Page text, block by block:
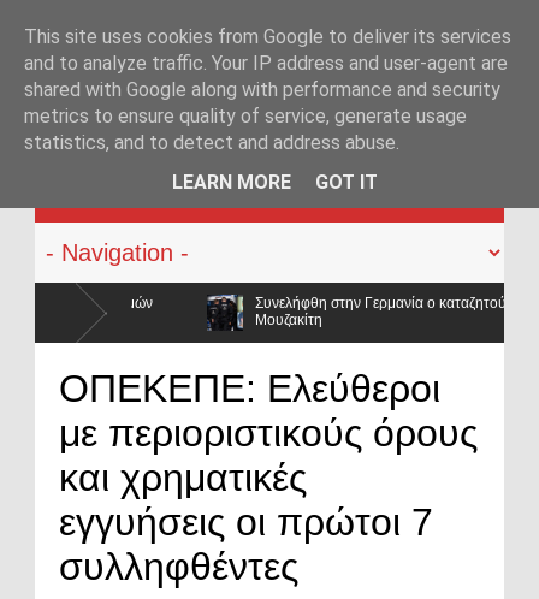
KATEHACKER
Συνελήφθη στην Γερμανία ο καταζητούμενος για τις δολοφονίες
Μουζακίτη
ΟΠΕΚΕΠΕ: Ελεύθεροι
με περιοριστικούς όρους
και χρηματικές
εγγυήσεις οι πρώτοι 7
συλληφθέντες
This site uses cookies from Google to deliver its services
and to analyze traffic. Your IP address and user-agent are
shared with Google along with performance and security
metrics to ensure quality of service, generate usage
statistics, and to detect and address abuse.
LEARN MORE
GOT IT